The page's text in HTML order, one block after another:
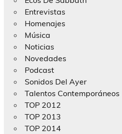
Entrevistas
Homenajes
Música
Noticias
Novedades
Podcast
Sonidos Del Ayer
Talentos Contemporáneos
TOP 2012
TOP 2013
TOP 2014